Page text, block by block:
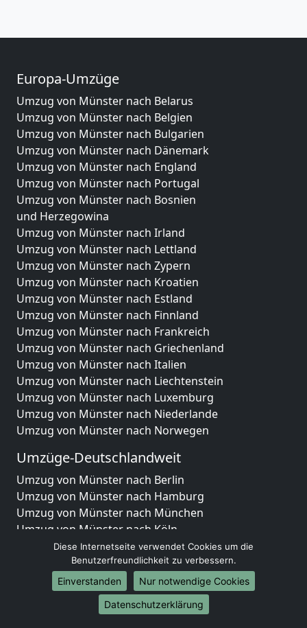
Europa-Umzüge
Umzug von Münster nach Belarus
Umzug von Münster nach Belgien
Umzug von Münster nach Bulgarien
Umzug von Münster nach Dänemark
Umzug von Münster nach England
Umzug von Münster nach Portugal
Umzug von Münster nach Bosnien
und Herzegowina
Umzug von Münster nach Irland
Umzug von Münster nach Lettland
Umzug von Münster nach Zypern
Umzug von Münster nach Kroatien
Umzug von Münster nach Estland
Umzug von Münster nach Finnland
Umzug von Münster nach Frankreich
Umzug von Münster nach Griechenland
Umzug von Münster nach Italien
Umzug von Münster nach Liechtenstein
Umzug von Münster nach Luxemburg
Umzug von Münster nach Niederlande
Umzug von Münster nach Norwegen
Umzüge-Deutschlandweit
Umzug von Münster nach Berlin
Umzug von Münster nach Hamburg
Umzug von Münster nach München
Umzug von Münster nach Köln
Umzug von Münster nach Frankfurt am Main
Umzug von Münster nach Stuttgart
Umzug von Münster nach Düsseldorf
Umzug von Münster nach Leipzig
Umzug von Münster nach Dortmund
Diese Internetseite verwendet Cookies um die
Benutzerfreundlichkeit zu verbessern.
Einverstanden
Nur notwendige Cookies
Datenschutzerklärung